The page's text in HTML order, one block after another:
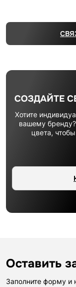
СОЗДАЙТЕ
Хотите
вашему
цвета,
Оставить
Заполните форму